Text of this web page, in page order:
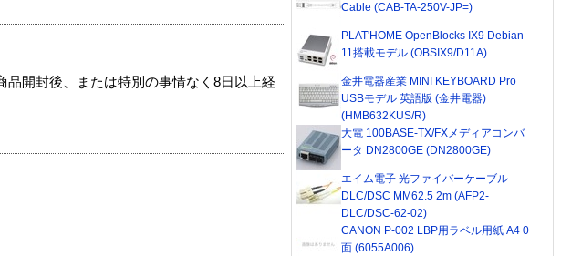
開封後、または特別の事情なく8日以上経
Cable (CAB-TA-250V-JP=)
PLAT'HOME OpenBlocks IX9 Debian
11搭載モデル (OBSIX9/D11A)
金井電器産業 MINI KEYBOARD Pro
USBモデル 英語版 (金井電器)
(HMB632KUS/R)
大電 100BASE-TX/FXメディアコンバ
ータ DN2800GE (DN2800GE)
エイム電子 光ファイバーケーブル
DLC/DSC MM62.5 2m (AFP2-
DLC/DSC-62-02)
CANON P-002 LBP用ラベル用紙 A4 0
面 (6055A006)